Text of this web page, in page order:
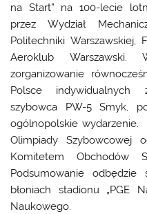
na Start” na 100-lecie
przez Wydział
Politechniki Warszawskiej,
Aeroklub Warszawski.
zorganizowanie
Polsce indywidualnych
szybowca PW-5 Smyk,
ogólnopolskie wydarzenie.
Olimpiady Szybowcowej
Komitetem Obchodów
Podsumowanie
błoniach stadionu „PGE
Naukowego.